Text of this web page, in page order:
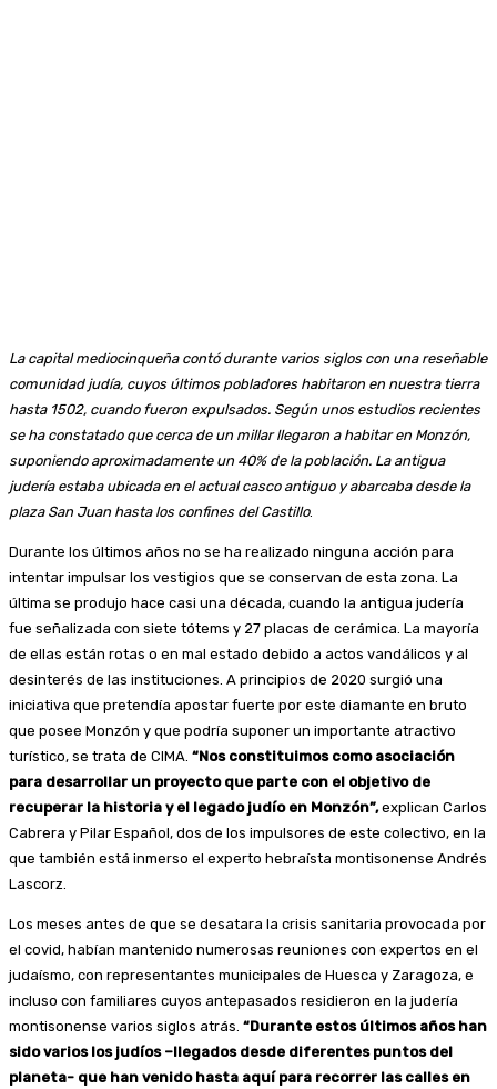
La capital mediocinqueña contó durante varios siglos con una reseñable
comunidad judía, cuyos últimos pobladores habitaron en nuestra tierra
hasta 1502, cuando fueron expulsados. Según unos estudios recientes
se ha constatado que cerca de un millar llegaron a habitar en Monzón,
suponiendo aproximadamente un 40% de la población. La antigua
judería estaba ubicada en el actual casco antiguo y abarcaba desde la
plaza San Juan hasta los confines del Castillo.
Durante los últimos años no se ha realizado ninguna acción para
intentar impulsar los vestigios que se conservan de esta zona. La
última se produjo hace casi una década, cuando la antigua judería
fue señalizada con siete tótems y 27 placas de cerámica. La mayoría
de ellas están rotas o en mal estado debido a actos vandálicos y al
desinterés de las instituciones. A principios de 2020 surgió una
iniciativa que pretendía apostar fuerte por este diamante en bruto
que posee Monzón y que podría suponer un importante atractivo
turístico, se trata de CIMA. “Nos constituimos como asociación
para desarrollar un proyecto que parte con el objetivo de
recuperar la historia y el legado judío en Monzón”,explican Carlos
Cabrera y Pilar Español, dos de los impulsores de este colectivo, en la
que también está inmerso el experto hebraísta montisonense Andrés
Lascorz.
Los meses antes de que se desatara la crisis sanitaria provocada por
el covid, habían mantenido numerosas reuniones con expertos en el
judaísmo, con representantes municipales de Huesca y Zaragoza, e
incluso con familiares cuyos antepasados residieron en la judería
montisonense varios siglos atrás. “Durante estos últimos años han
sido varios los judíos –llegados desde diferentes puntos del
planeta- que han venido hasta aquí para recorrer las calles en